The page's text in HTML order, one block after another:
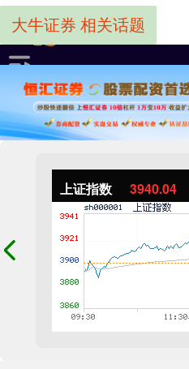
上证指数 3940.04
大牛证券 相关话题